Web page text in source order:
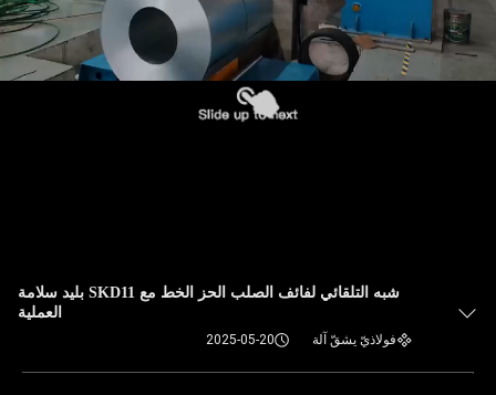
شبه التلقائي لفائف الصلب الحز الخط مع SKD11 بليد سلامة
العملية
فولاذيّ يشقّ آلة 2025-05-20